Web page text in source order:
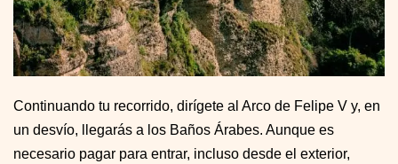
Continuando tu recorrido, dirígete al Arco de Felipe V y, en
un desvío, llegarás a los Baños Árabes. Aunque es
necesario pagar para entrar, incluso desde el exterior,